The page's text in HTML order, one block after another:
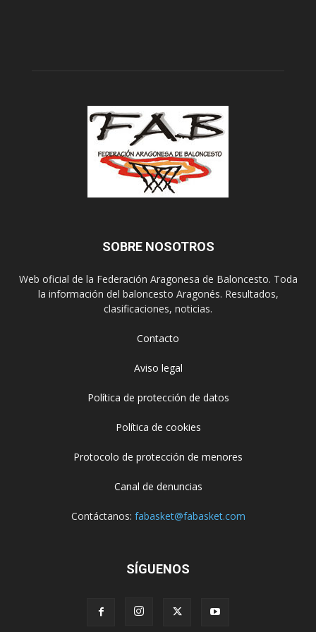
SOBRE NOSOTROS
Web oficial de la Federación Aragonesa de Baloncesto. Toda
la información del baloncesto Aragonés. Resultados,
clasificaciones, noticias.
Contacto
Aviso legal
Política de protección de datos
Política de cookies
Protocolo de protección de menores
Canal de denuncias
Contáctanos: fabasket@fabasket.com
SÍGUENOS